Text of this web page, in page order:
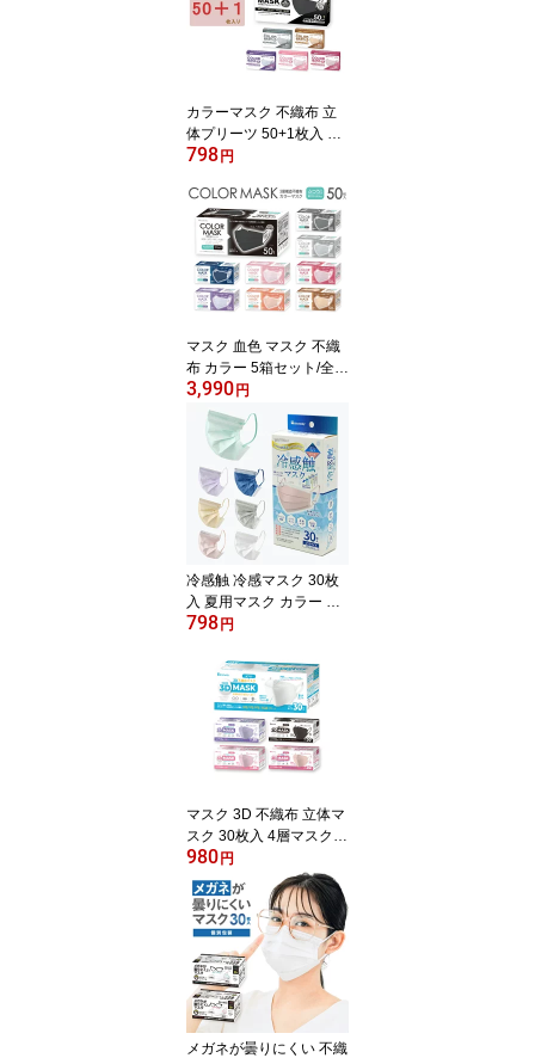
カケンテスト済み マスク
大人用 女性用 平ゴム 送
料無料 Bitoway
カラーマスク 不織布 立
体プリーツ 50+1枚入 マ
スク不織布 耳かけふわふ
グレー 息しやすい フィ
ット 柔らかい カケンテ
スト済み マスク 女性用
やや小さめ 平ゴム 送料
無料 Bitoway
798 円
マスク 血色 マスク 不織
布 カラー 5箱セット/全2
50枚 全国マスク工業会
マーク 耳 日本 国内発送
花粉症 耳が痛くならない
マスクカラー 大人用 女
性用 男女兼用 おしゃれ
可愛い 使い捨て やわら
か くちばし ふつうサイ
ズ 三層構造 夏用 高密度
フィルター
3,990 円
冷感触 冷感マスク 30枚
入 夏用マスク カラー 冷
感ひんやり マスク 不織
ク 立体マスク 不織布マ
スク 箱 cool mask 接触冷
感 通気性 快適 使い捨て
涼しい 大人用 男女兼用
サイズ 耳が痛くならない
798 円
マスク 3D 不織布 立体マ
スク 30枚入 4層マスク
大人用 血色 マスク 不織
布 バイカラー 四層構造
フリーサイズ ホワイト
ブラック 耳 白 普通サイ
ズ 小顔 血色 ダイヤモン
ドマスク くちばし 立体
使い捨て 男女兼用 ふつ
う 通気
980 円
メガネが曇りにくい 不織